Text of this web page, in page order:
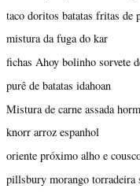
taco doritos batatas fritas de
mistura da fuga do kar
fichas Ahoy bolinho sorvete
purê de batatas idahoan
Mistura de carne assada
knorr arroz espanhol
oriente próximo alho e
pillsbury morango torradeira